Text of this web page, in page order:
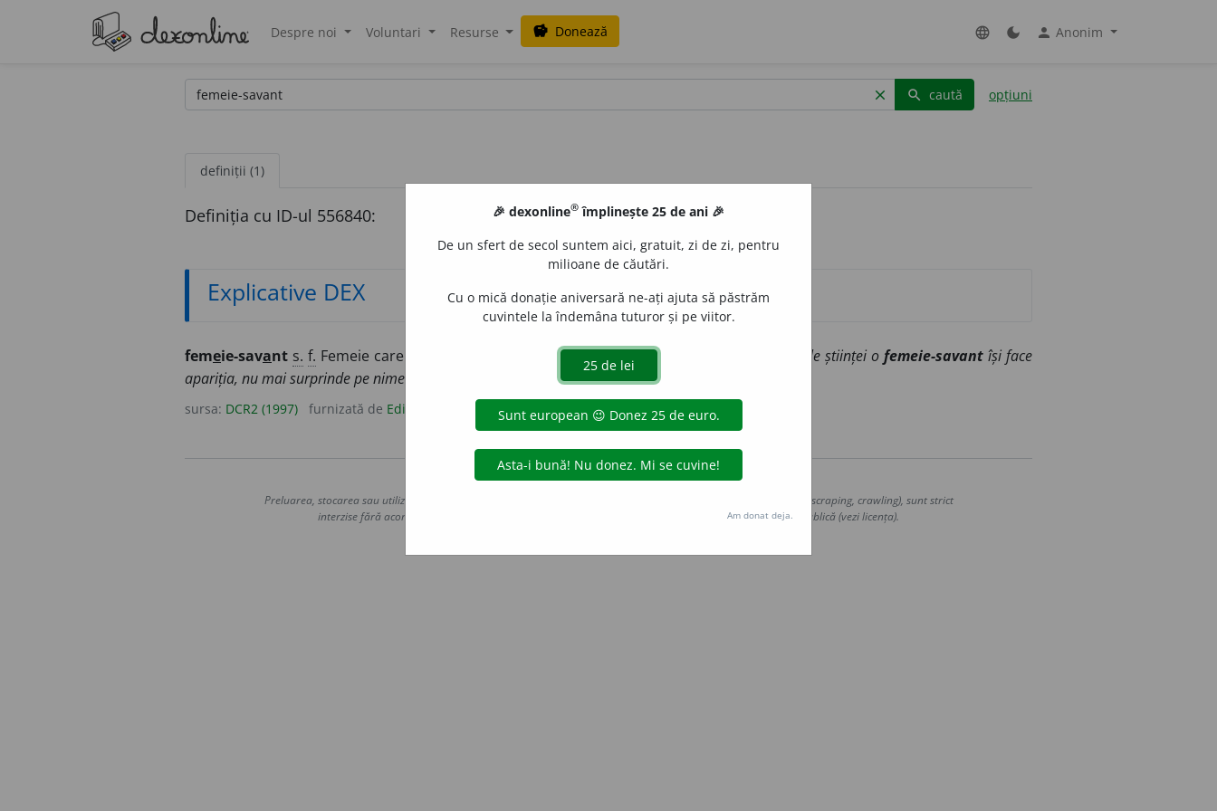
Despre noi Voluntari Resurse savings Donează language dark_mode person Anonim
clear search caută opțiuni
definiții (1)
Definiția cu ID-ul 556840:
Explicative DEX
femeie-savant s. f. Femeie care creează în domeniul științei ◊„Când în marile laboratoare ale științei o femeie-savant își face
apariția, nu mai surprinde pe nimeni.”
femeie + savant)
sursa: DCR2 (1997) furnizată de Editura Logos adăugată deraduborza acțiuni
Copyright © 2004-2026 dexonline (https://dexonline.ro)
Preluarea, stocarea sau utilizarea datelor de pe acest site, inclusiv prin orice metode de extragere automată (web scraping, crawling), sunt strict
interzise fără acordul nostru prealabil scris, cu excepția seturilor de date oferite oficial spre utilizare publică (vezi licența).
🎉 dexonline® împlinește 25 de ani 🎉
De un sfert de secol suntem aici, gratuit, zi de zi, pentru
milioane de căutări.
Cu o mică donație aniversară ne-ați ajuta să păstrăm
cuvintele la îndemâna tuturor și pe viitor.
Am donat deja.